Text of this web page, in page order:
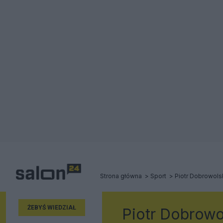
Strona główna Sport Piotr
ŻEBYŚ WIEDZIAŁ Piotr